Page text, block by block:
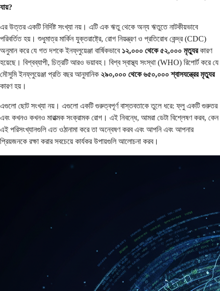
যায়?
এর উত্তর একটি নির্দিষ্ট সংখ্যা নয়। এটি এক ঋতু থেকে অন্য ঋতুতে নাটকীয়ভাবে
পরিবর্তিত হয়। শুধুমাত্র মার্কিন যুক্তরাষ্ট্রে, রোগ নিয়ন্ত্রণ ও প্রতিরোধ কেন্দ্র (CDC)
অনুমান করে যে গত দশকে ইনফ্লুয়েঞ্জা বার্ষিকভাবে ১২,০০০ থেকে ৫২,০০০ মৃত্যুরকারণ
হয়েছে। বিশ্বব্যাপী, চিত্রটি আরও ভয়াবহ। বিশ্ব স্বাস্থ্য সংস্থা (WHO) রিপোর্ট করে যে
মৌসুমি ইনফ্লুয়েঞ্জা প্রতি বছর আনুমানিক ২৯০,০০০ থেকে ৬৫০,০০০ শ্বাসযন্ত্রের মৃত্যুর
কারণ হয়।
এগুলো ছোট সংখ্যা নয়। এগুলো একটি গুরুত্বপূর্ণ বাস্তবতাকে তুলে ধরে: ফ্লু একটি গুরুতর
এবং কখনও কখনও মারাত্মক সংক্রামক রোগ। এই নিবন্ধে, আমরা ডেটা বিশ্লেষণ করব, কেন
এই পরিসংখ্যানগুলি এত ওঠানামা করে তা অন্বেষণ করব এবং আপনি এবং আপনার
প্রিয়জনকে রক্ষা করার সবচেয়ে কার্যকর উপায়গুলি আলোচনা করব।